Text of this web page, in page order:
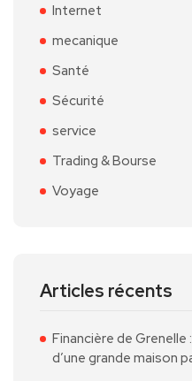
Internet
mecanique
Santé
Sécurité
service
Trading & Bourse
Voyage
Articles récents
Financière de
d’une grande maison